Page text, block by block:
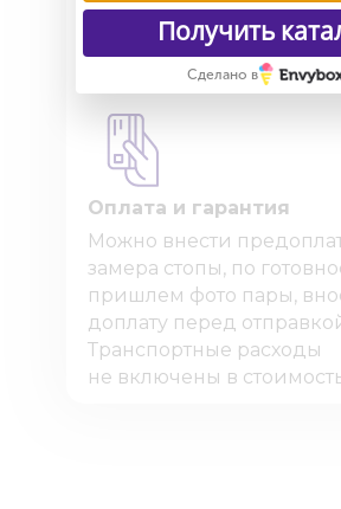
вся обувь на гарантии.
по договору оферты.
Оплата и гарантия
Можно внести
замера стопы, по
пришлем фото пары,
доплату перед
Транспортные расходы
не включены в
Получить
Сделано в